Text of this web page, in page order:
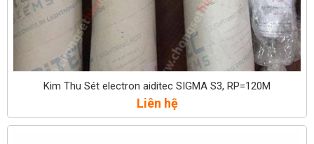
Kim Thu Sét electron aiditec SIGMA S3, RP=120M
Liên hệ